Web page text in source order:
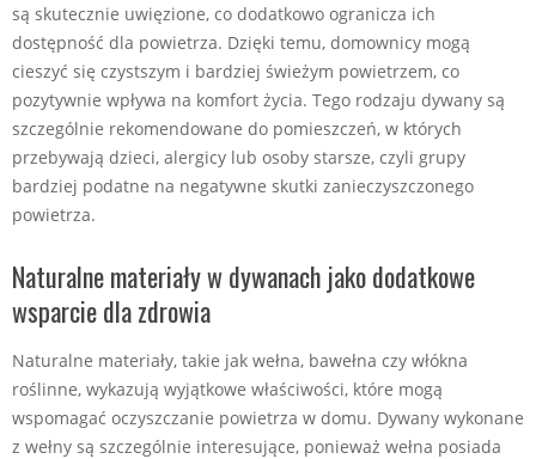
są skutecznie uwięzione, co dodatkowo ogranicza ich
dostępność dla powietrza. Dzięki temu, domownicy mogą
cieszyć się czystszym i bardziej świeżym powietrzem, co
pozytywnie wpływa na komfort życia. Tego rodzaju dywany są
szczególnie rekomendowane do pomieszczeń, w których
przebywają dzieci, alergicy lub osoby starsze, czyli grupy
bardziej podatne na negatywne skutki zanieczyszczonego
powietrza.
Naturalne materiały w dywanach jako dodatkowe
wsparcie dla zdrowia
Naturalne materiały, takie jak wełna, bawełna czy włókna
roślinne, wykazują wyjątkowe właściwości, które mogą
wspomagać oczyszczanie powietrza w domu. Dywany wykonane
z wełny są szczególnie interesujące, ponieważ wełna posiada